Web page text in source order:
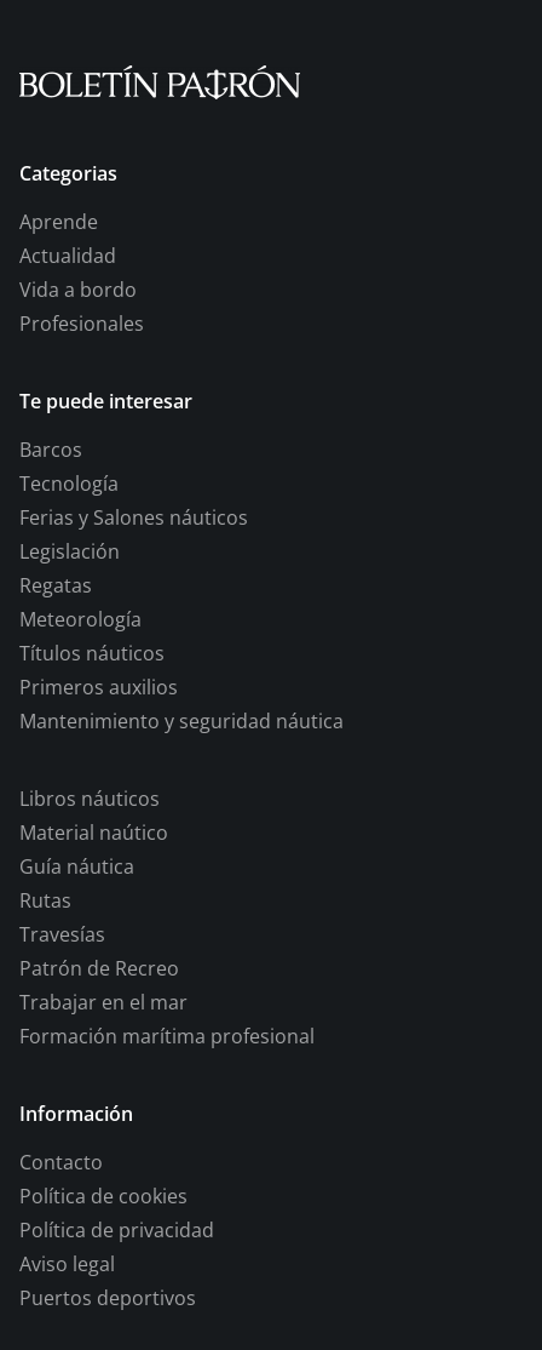
Categorias
Aprende
Actualidad
Vida a bordo
Profesionales
Te puede interesar
Barcos
Tecnología
Ferias y Salones náuticos
Legislación
Regatas
Meteorología
Títulos náuticos
Primeros auxilios
Mantenimiento y seguridad náutica
Libros náuticos
Material naútico
Guía náutica
Rutas
Travesías
Patrón de Recreo
Trabajar en el mar
Formación marítima profesional
Información
Contacto
Política de cookies
Política de privacidad
Aviso legal
Puertos deportivos